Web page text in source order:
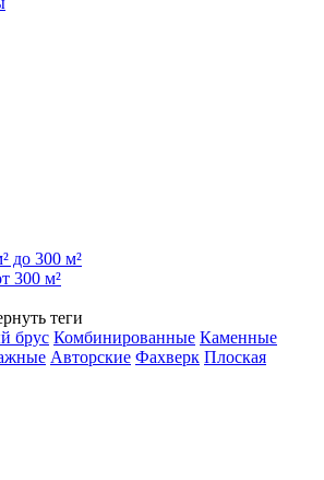
до 300 м²
300 м²
теги
брус Комбинированные Каменные
Авторские Фахверк Плоская